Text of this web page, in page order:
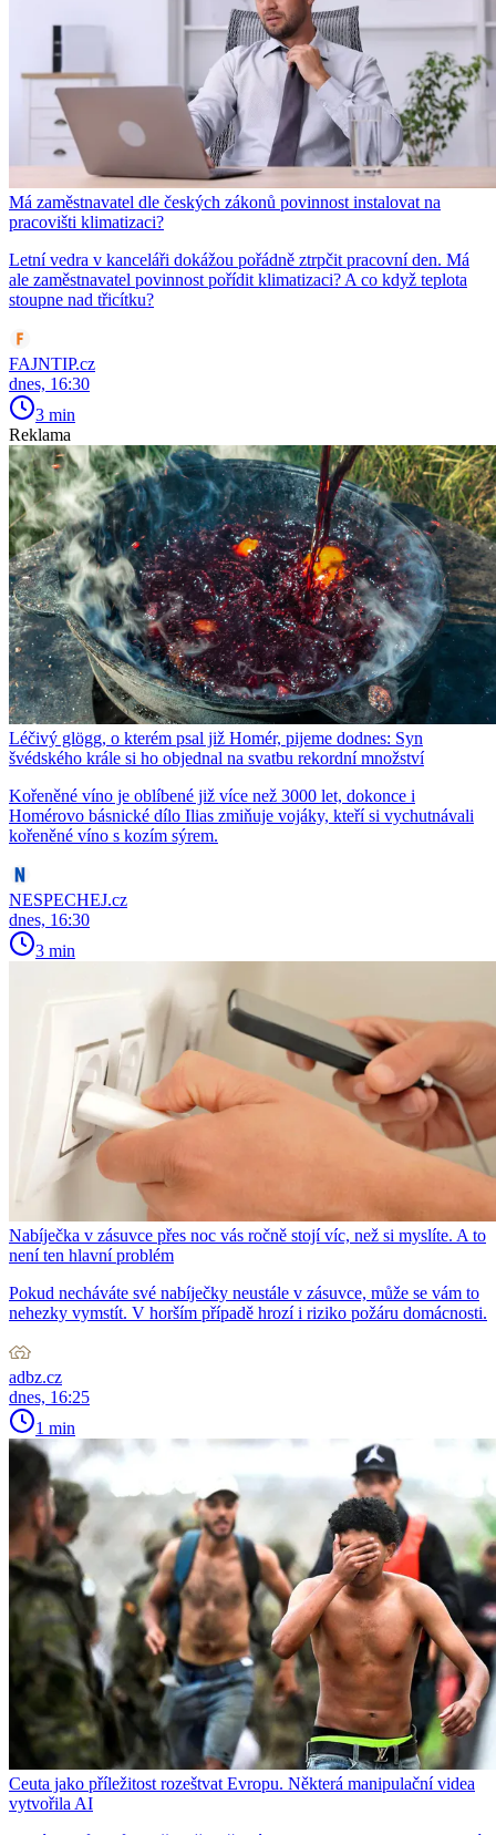
Má zaměstnavatel dle českých zákonů povinnost instalovat na
pracovišti klimatizaci?
Letní vedra v kanceláři dokážou pořádně ztrpčit pracovní den. Má
ale zaměstnavatel povinnost pořídit klimatizaci? A co když teplota
stoupne nad třicítku?
FAJNTIP.cz
dnes, 16:30
3 min
Reklama
Léčivý glögg, o kterém psal již Homér, pijeme dodnes: Syn
švédského krále si ho objednal na svatbu rekordní množství
Kořeněné víno je oblíbené již více než 3000 let, dokonce i
Homérovo básnické dílo Ilias zmiňuje vojáky, kteří si vychutnávali
kořeněné víno s kozím sýrem.
NESPECHEJ.cz
dnes, 16:30
3 min
Nabíječka v zásuvce přes noc vás ročně stojí víc, než si myslíte. A to
není ten hlavní problém
Pokud necháváte své nabíječky neustále v zásuvce, může se vám to
nehezky vymstít. V horším případě hrozí i riziko požáru domácnosti.
adbz.cz
dnes, 16:25
1 min
Ceuta jako příležitost rozeštvat Evropu. Některá manipulační videa
vytvořila AI